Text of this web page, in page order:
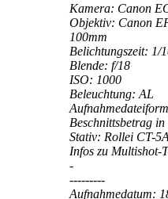
Kamera: Canon
Objektiv: Canon
100mm
Belichtungszeit: 1/
Blende: f/18
ISO: 1000
Beleuchtung: AL
Beschnittsbetrag
Stativ: Rollei CT-5A
Infos zu Multishot-
-
---------
Aufnahmedatum: